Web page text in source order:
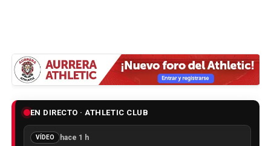
EN DIRECTO · ATHLETIC CLUB
VÍDEO hace 1 h